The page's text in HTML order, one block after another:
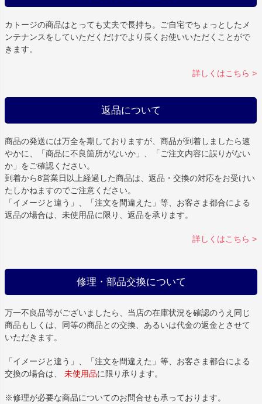
カトージの商品はとっても丈夫で長持ち。ご自宅でちょっとしたメ
ンテナンスをしていただくだけでより長くお使いいただくことがで
きます。
詳しくはこちら >
返品について
商品の発送には万全を期しておりますが、商品が到着しましたら速
やかに、「商品に不良箇所がないか」、「ご注文内容に誤りがない
か」をご確認ください。
到着から8営業日以上経過した商品は、返品・交換の対応をお受けい
たしかねますのでご注意ください。
「イメージと違う」、「注文を間違えた」等、お客さま都合による
返品の場合は、未使用品に限り、返品を承ります。
詳しくはこちら >
修理・部品交換について
万一不良品等がございましたら、当店の在庫状況を確認のうえ同じ
商品もしくは、同等の商品との交換、あるいは代金の返金とさせて
いただきます。
「イメージと違う」、「注文を間違えた」等、お客さま都合による
交換の場合は、 未使用品に限り承ります。
※修理が必要な商品についてのお問合せも承っております。